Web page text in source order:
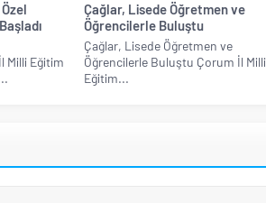
Milli Eğitim
Çağlar, Lisede Öğretmen ve
Öğrencilerle Buluştu
Çağlar, Lisede Öğretmen ve
Öğrencilerle Buluştu Çorum İl Milli
Eğitim...